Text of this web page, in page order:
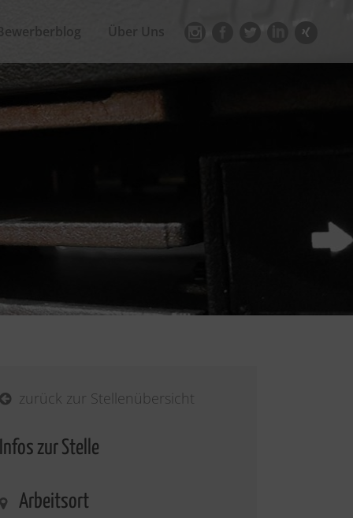
Über Uns
zurück zur Stellenübersicht
Infos zur Stelle
Arbeitsort